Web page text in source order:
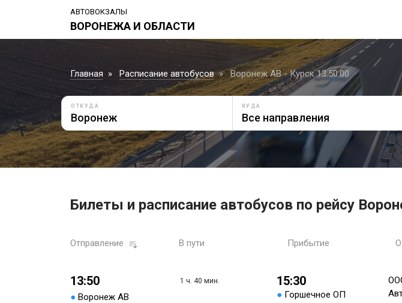
АВТОВОКЗАЛЫ
ВОРОНЕЖА И ОБЛАСТИ
Главная Расписание автобусов Воронеж АВ - Курск 13:50:00
ОТКУДА КУДА
Билеты и расписание автобусов по рейсу
Отправление В пути Прибытие
13:50
● Воронеж АВ
1 ч. 40 мин. 15:30
● Горшечное ОП